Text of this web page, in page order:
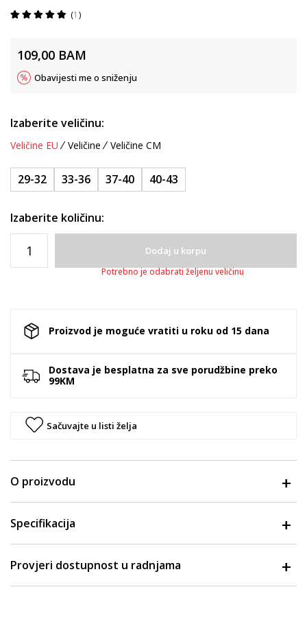
1
109,00 BAM
Obavijesti me o sniženju
Izaberite veličinu:
Veličine EU Veličine Veličine CM
29-32 33-36 37-40 40-43
Izaberite količinu:
Dodaj u korpu
Potrebno je odabrati željenu veličinu
Proizvod je moguće vratiti u roku od 15 dana
Dostava je besplatna za sve porudžbine preko
99KM
Sačuvajte u listi želja
O proizvodu
Specifikacija
Provjeri dostupnost u radnjama